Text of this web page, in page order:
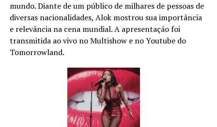
mundo. Diante de um público de milhares de pessoas de
diversas nacionalidades, Alok mostrou sua importância
e relevância na cena mundial. A apresentação foi
transmitida ao vivo no Multishow e no Youtube do
Tomorrowland.